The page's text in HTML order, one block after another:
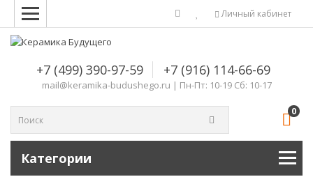
Комплектующие для компьютера
Личный кабинет
+7 (499) 390-97-59 +7 (916) 114-66-69
mail@keramika-budushego.ru | Пн-Пт: 10-19 Сб: 10-17
0
Категории